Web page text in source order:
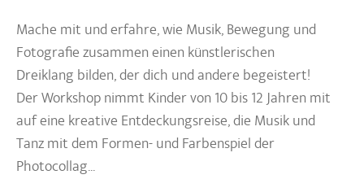
Mache mit und erfahre, wie Musik, Bewegung und
Fotografie zusammen einen künstlerischen
Dreiklang bilden, der dich und andere begeistert!
Der Workshop nimmt Kinder von 10 bis 12 Jahren mit
auf eine kreative Entdeckungsreise, die Musik und
Tanz mit dem Formen- und Farbenspiel der
Photocollag...